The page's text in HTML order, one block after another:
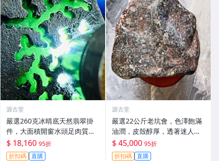
源古堂
嚴選260克冰晴底天然翡翠掛
件，大面積開窗水頭足肉質
細，適合收藏與佩戴 #翡翠 #
天然翡翠 #A貨翡翠玉石
$ 18,160 95折
折扣碼 直購
源古堂
嚴選22公斤老坑會，色澤飽滿
油潤，皮殼醇厚，透著迷人的
黃霧光澤 翡翠 A貨 玉石
$ 45,000 95折
折扣碼 直購